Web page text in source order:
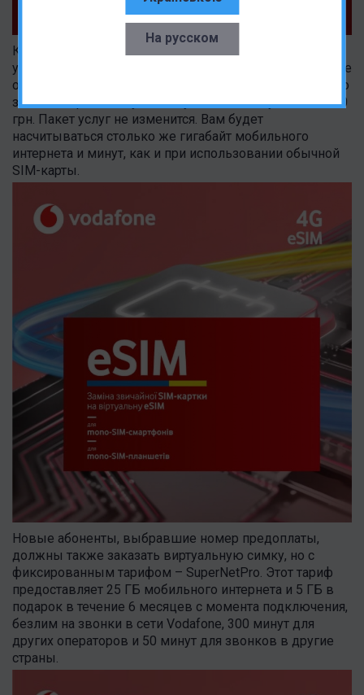
На русском
Компания Водафон предлагает очень выгодные
условия пользования виртуальной картой. Если вы уже
относитесь к абонентам этого оператора, нужно просто
заменить физическую симку на eSIM. Услуга стоит 100
грн. Пакет услуг не изменится. Вам будет
насчитываться столько же гигабайт мобильного
интернета и минут, как и при использовании обычной
SIM-карты.
Новые абоненты, выбравшие номер предоплаты,
должны также заказать виртуальную симку, но с
фиксированным тарифом – SuperNetPro. Этот тариф
предоставляет 25 ГБ мобильного интернета и 5 ГБ в
подарок в течение 6 месяцев с момента подключения,
безлим на звонки в сети Vodafone, 300 минут для
других операторов и 50 минут для звонков в другие
страны.